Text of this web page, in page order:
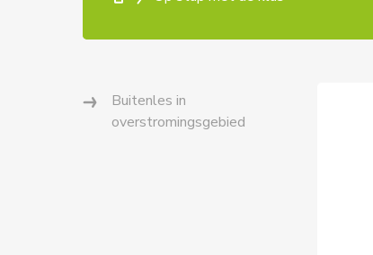
Buitenles in
overstromingsgebied